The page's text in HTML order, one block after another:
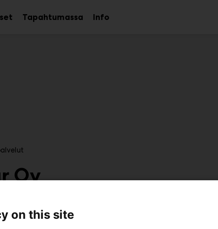
AvaaTapahtumassaAvaaInfoAvaa
Oy
on this site